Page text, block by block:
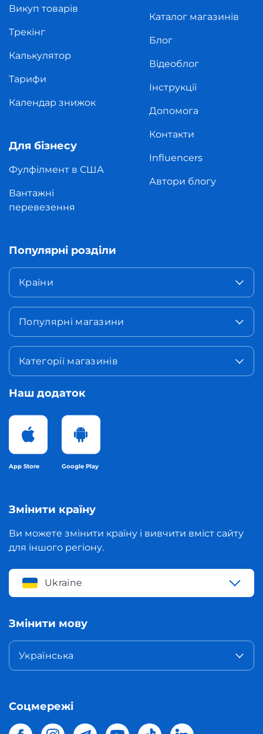
Викуп товарів
Трекінг
Калькулятор
Тарифи
Календар знижок
Для бізнесу
Фулфілмент в США
Вантажні
перевезення
Каталог магазинів
Блог
Відеоблог
Інструкції
Допомога
Контакти
Influencers
Автори блогу
Популярні розділи
Країни
Популярні магазини
Категорії магазинів
Наш додаток
App Store Google Play
Змінити країну
Ви можете змінити країну і вивчити вміст сайту
для іншого регіону.
Ukraine
Змінити мову
Українська
Соцмережі